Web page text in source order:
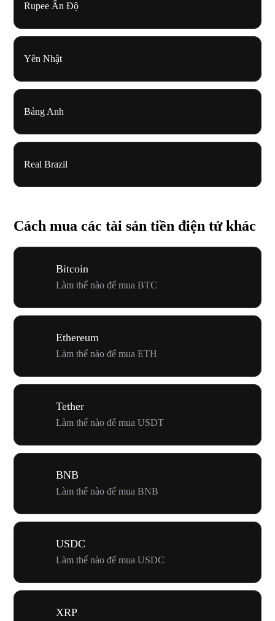
Rupee Ấn Độ
Yên Nhật
Bảng Anh
Real Brazil
Cách mua các tài sản tiền điện tử khác
Bitcoin
Làm thế nào để mua BTC
Ethereum
Làm thế nào để mua ETH
Tether
Làm thế nào để mua USDT
BNB
Làm thế nào để mua BNB
USDC
Làm thế nào để mua USDC
XRP